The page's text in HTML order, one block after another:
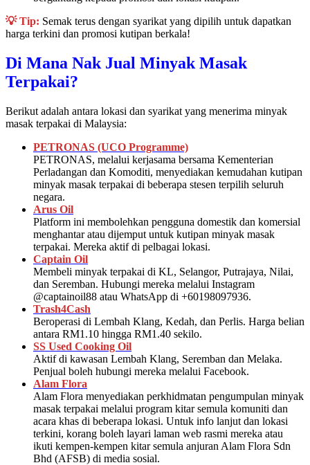
💡 Tip: Semak terus dengan syarikat yang dipilih untuk dapatkan
harga terkini dan promosi kutipan berkala!
Di Mana Nak Jual Minyak Masak
Terpakai?
Berikut adalah antara lokasi dan syarikat yang menerima minyak
masak terpakai di Malaysia:
PETRONAS (UCO Programme)
PETRONAS, melalui kerjasama bersama Kementerian
Perladangan dan Komoditi, menyediakan kemudahan kutipan
minyak masak terpakai di beberapa stesen terpilih seluruh
negara.
Arus Oil
Platform ini membolehkan pengguna domestik dan komersial
menghantar atau dijemput untuk kutipan minyak masak
terpakai. Mereka aktif di pelbagai lokasi.
Captain Oil
Membeli minyak terpakai di KL, Selangor, Putrajaya, Nilai,
dan Seremban. Hubungi mereka melalui Instagram
@captainoil88 atau WhatsApp di +60198097936.
Trash4Cash
Beroperasi di Lembah Klang, Kedah, dan Perlis. Harga belian
antara RM1.10 hingga RM1.40 sekilo.
SS Used Cooking Oil
Aktif di kawasan Lembah Klang, Seremban dan Melaka.
Penjual boleh hubungi mereka melalui Facebook.
Alam Flora
Alam Flora menyediakan perkhidmatan pengumpulan minyak
masak terpakai melalui program kitar semula komuniti dan
acara khas di beberapa lokasi. Untuk info lanjut dan lokasi
terkini, korang boleh layari laman web rasmi mereka atau
ikuti kempen-kempen kitar semula anjuran Alam Flora Sdn
Bhd (AFSB) di media sosial.